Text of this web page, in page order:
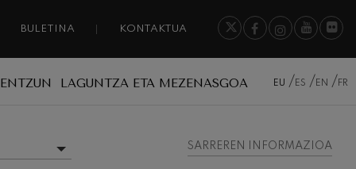
BULETINA KONTAKTUA
LAGUNTZA ETA MEZENASGOA EU ES EN FR
SARREREN INFORMAZIOA